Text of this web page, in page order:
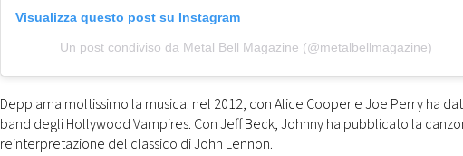
Visualizza questo post su Instagram
Un post condiviso da Metal Bell Magazine (@metalbellmagazine)
Depp ama moltissimo la musica: nel 2012, con Alice Cooper e Joe Perry ha
band degli Hollywood Vampires. Con Jeff Beck, Johnny ha pubblicato la
reinterpretazione del classico di John Lennon.